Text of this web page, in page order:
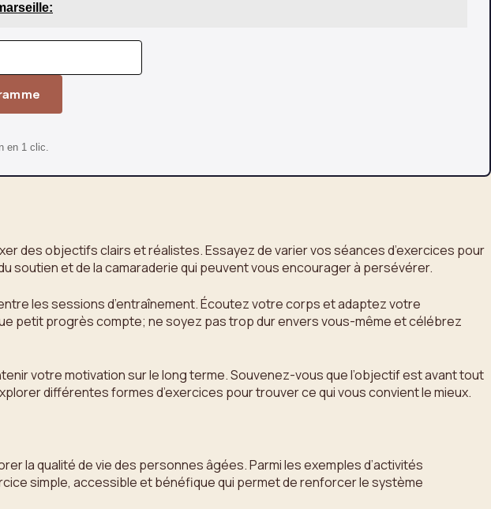
en 1 clic.
des objectifs clairs et réalistes. Essayez de varier vos séances d’exercices pour
et de la camaraderie qui peuvent vous encourager à persévérer.
les sessions d’entraînement. Écoutez votre corps et adaptez votre
petit progrès compte; ne soyez pas trop dur envers vous-même et célébrez
votre motivation sur le long terme. Souvenez-vous que l’objectif est avant tout
différentes formes d’exercices pour trouver ce qui vous convient le mieux.
la qualité de vie des personnes âgées. Parmi les exemples d’activités
simple, accessible et bénéfique qui permet de renforcer le système